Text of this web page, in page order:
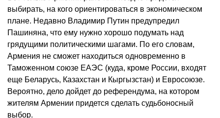
выбирать, на кого ориентироваться в экономическом
плане. Недавно Владимир Путин предупредил
Пашиняна, что ему нужно хорошо подумать над
грядущими политическими шагами. По его словам,
Армения не сможет находиться одновременно в
Таможенном союзе ЕАЭС (куда, кроме России, входят
еще Беларусь, Казахстан и Кыргызстан) и Евросоюзе.
Вероятно, дело дойдет до референдума, на котором
жителям Армении придется сделать судьбоносный
выбор.